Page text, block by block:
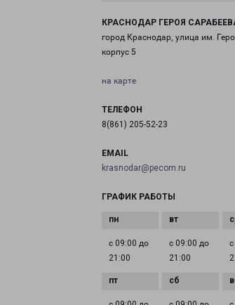
КРАСНОДАР ГЕРОЯ
город Краснодар, улица им.
корпус 5
на карте
ТЕЛЕФОН
8(861) 205-52-23
EMAIL
krasnodar@pecom.ru
ГРАФИК РАБОТЫ
с 09:00 до
21:00
с 09:00 до
21:00